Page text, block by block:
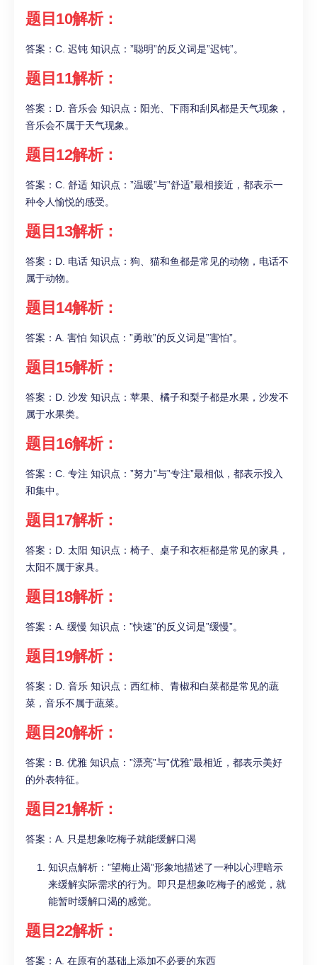
题目10解析：
答案：C. 迟钝 知识点：”聪明”的反义词是”迟钝”。
题目11解析：
答案：D. 音乐会 知识点：阳光、下雨和刮风都是天气现象，
音乐会不属于天气现象。
题目12解析：
答案：C. 舒适 知识点：”温暖”与”舒适”最相接近，都表示一
种令人愉悦的感受。
题目13解析：
答案：D. 电话 知识点：狗、猫和鱼都是常见的动物，电话不
属于动物。
题目14解析：
答案：A. 害怕 知识点：”勇敢”的反义词是”害怕”。
题目15解析：
答案：D. 沙发 知识点：苹果、橘子和梨子都是水果，沙发不
属于水果类。
题目16解析：
答案：C. 专注 知识点：”努力”与”专注”最相似，都表示投入
和集中。
题目17解析：
答案：D. 太阳 知识点：椅子、桌子和衣柜都是常见的家具，
太阳不属于家具。
题目18解析：
答案：A. 缓慢 知识点：”快速”的反义词是”缓慢”。
题目19解析：
答案：D. 音乐 知识点：西红柿、青椒和白菜都是常见的蔬
菜，音乐不属于蔬菜。
题目20解析：
答案：B. 优雅 知识点：”漂亮”与”优雅”最相近，都表示美好
的外表特征。
题目21解析：
答案：A. 只是想象吃梅子就能缓解口渴
知识点解析：”望梅止渴”形象地描述了一种以心理暗示
来缓解实际需求的行为。即只是想象吃梅子的感觉，就
能暂时缓解口渴的感觉。
题目22解析：
答案：A. 在原有的基础上添加不必要的东西